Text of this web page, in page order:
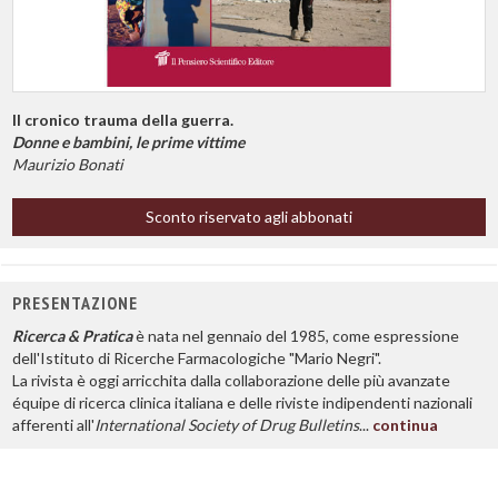
Il cronico trauma della guerra.
Donne e bambini, le prime vittime
Maurizio Bonati
Sconto riservato agli abbonati
PRESENTAZIONE
Ricerca & Praticaè nata nel gennaio del 1985, come espressione
dell'Istituto di Ricerche Farmacologiche "Mario Negri".
La rivista è oggi arricchita dalla collaborazione delle più avanzate
équipe di ricerca clinica italiana e delle riviste indipendenti nazionali
afferenti all'International Society of Drug Bulletins... continua